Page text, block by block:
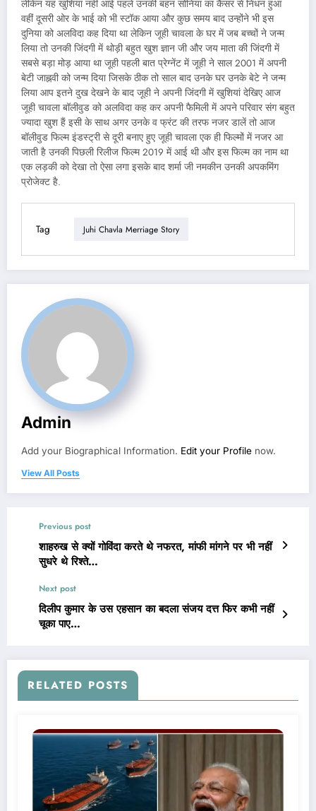
लेकिन यह खुशियां नहीं आई पहले उनकी बहन सोनिया का कैंसर से निधन हुआ
वहीं दूसरी ओर के भाई को भी स्टॉक आया और कुछ समय बाद उन्होंने भी इस
दुनिया को अलविदा कह दिया था लेकिन जूही चावला के घर में जब बच्चों ने जन्म
लिया तो उनकी जिंदगी में थोड़ी बहुत खुश ज्ञान जी और जय माता की जिंदगी में
सबसे बड़ा मोड़ आया था जूही पहली बात प्रेग्नेंट में जूही ने साल 2001 में अपनी
बेटी जाह्नवी को जन्म दिया जिसके ठीक तो साल बाद उनके घर उनके बेटे ने जन्म
लिया आप इतने दुख देखने के बाद जूही ने अपनी जिंदगी में खुशियां देखिए आज
जूही चावला बॉलीवुड को अलविदा कह कर अपनी फैमिली में अपने परिवार संग बहुत
ज्यादा खुश हैं इसी के साथ अगर उनके व फ्रंट की तरफ नजर डालें तो आज
बॉलीवुड फिल्म इंडस्ट्री से दूरी बनाए हुए जूही चावला एक ही फिल्मों में नजर आ
जाती है उनकी पिछली रिलीज फिल्म 2019 में आई थी और इस फिल्म का नाम था
एक लड़की को देखा तो ऐसा लगा इसके बाद शर्मा जी नमकीन उनकी अपकमिंग
प्रोजेक्ट है.
Tag Juhi Chavla Merriage Story
Admin
Add your Biographical Information. Edit your Profile now.
View All Posts
Previous post
शाहरुख से क्यों गोविंदा करते थे नफरत, मांफी मांगने पर भी नहीं
सुधरे थे रिश्ते…
Next post
दिलीप कुमार के उस एहसान का बदला संजय दत्त फिर कभी नहीं
चूका पाए…
RELATED POSTS